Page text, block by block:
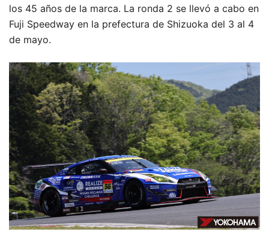
los 45 años de la marca. La ronda 2 se llevó a cabo en
Fuji Speedway en la prefectura de Shizuoka del 3 al 4
de mayo.